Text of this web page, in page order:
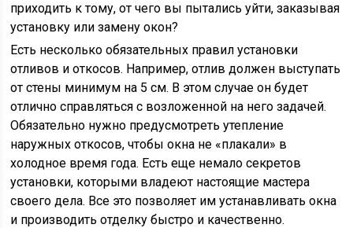
приходить к тому, от чего вы пытались уйти, заказывая
установку или замену окон?
Есть несколько обязательных правил установки
отливов и откосов. Например, отлив должен выступать
от стены минимум на 5 см. В этом случае он будет
отлично справляться с возложенной на него задачей.
Обязательно нужно предусмотреть утепление
наружных откосов, чтобы окна не «плакали» в
холодное время года. Есть еще немало секретов
установки, которыми владеют настоящие мастера
своего дела. Все это позволяет им устанавливать окна
и производить отделку быстро и качественно.